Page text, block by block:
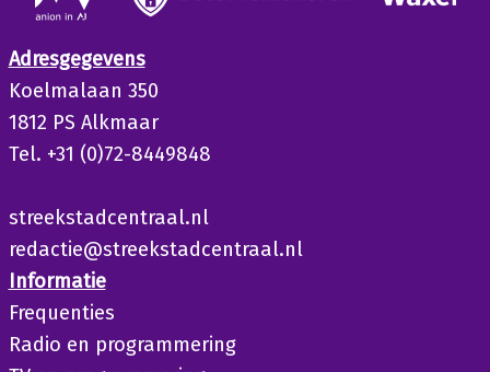
Adresgegevens
Koelmalaan 350
1812 PS Alkmaar
Tel. +31 (0)72-8449848
streekstadcentraal.nl
redactie@streekstadcentraal.nl
Informatie
Frequenties
Radio en programmering